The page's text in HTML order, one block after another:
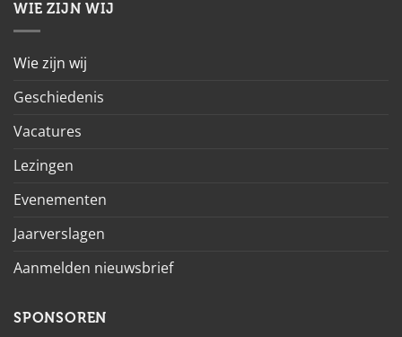
WIE ZIJN WIJ
Wie zijn wij
Geschiedenis
Vacatures
Lezingen
Evenementen
Jaarverslagen
Aanmelden nieuwsbrief
SPONSOREN